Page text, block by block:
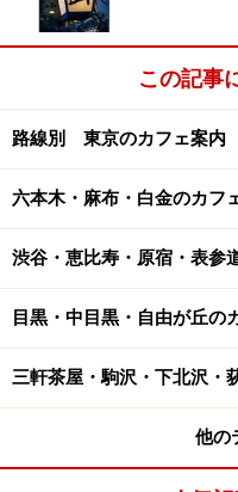
この記事
路線別 東京のカフェ案内
六本木・麻布・白金のカフ
渋谷・恵比寿・原宿・表参
目黒・中目黒・自由が丘の
三軒茶屋・駒沢・下北沢・
他の